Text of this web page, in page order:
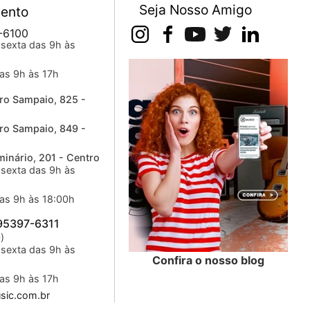
das 9h às
9h às 17h
Sampaio, 825 -
Sampaio, 849 -
201 - Centro
das 9h às
9h às 18:00h
6311
das 9h às
9h às 17h
Seja Nosso Amigo
Confira o nosso blog